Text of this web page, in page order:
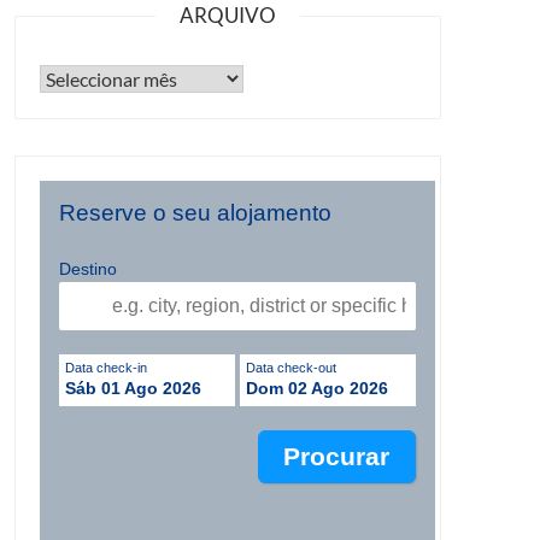
ARQUIVO
Reserve o seu alojamento
Destino
Data check-in
Sáb 01 Ago 2026
Data check-out
Dom 02 Ago 2026